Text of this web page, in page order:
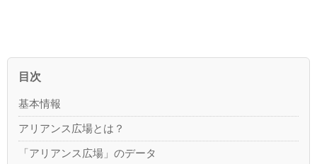
目次
基本情報
アリアンス広場とは？
「アリアンス広場」のデータ